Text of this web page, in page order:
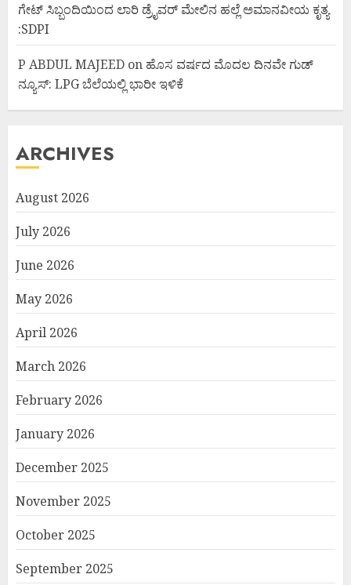
ಗೇಟ್ ಸಿಬ್ಬಂದಿಯಿಂದ ಲಾರಿ ಡ್ರೈವರ್ ಮೇಲಿನ ಹಲ್ಲೆ ಅಮಾನವೀಯ ಕೃತ್ಯ
:SDPI
P ABDUL MAJEED on ಹೊಸ ವರ್ಷದ ಮೊದಲ ದಿನವೇ ಗುಡ್
ನ್ಯೂಸ್: LPG ಬೆಲೆಯಲ್ಲಿ ಭಾರೀ ಇಳಿಕೆ
ARCHIVES
August 2026
July 2026
June 2026
May 2026
April 2026
March 2026
February 2026
January 2026
December 2025
November 2025
October 2025
September 2025